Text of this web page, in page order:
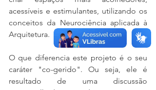
acessíveis e estimulantes, utilizando os
conceitos da Neurociência aplicada à
Arquitetura.
O que diferencia este projeto é o seu
caráter "co-gerido". Ou seja, ele é
resultado de uma discussão